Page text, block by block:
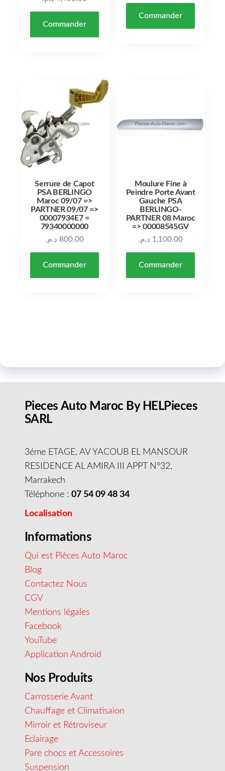
Commander
Commander
Serrure de Capot
PSA BERLINGO
Maroc 09/07 =>
PARTNER 09/07 =>
00007934E7 =
79340000000
800.00 د.م.
Commander
Moulure Fine à
Peindre Porte Avant
Gauche PSA
BERLINGO-
PARTNER 08 Maroc
=> 00008545GV
1,100.00 د.م.
Commander
Pieces Auto Maroc By HELPieces
SARL
3éme ETAGE, AV YACOUB EL MANSOUR
RESIDENCE AL AMIRA III APPT N°32,
Marrakech
Téléphone : 07 54 09 48 34
Localisation
Informations
Qui est Pièces Auto Maroc
Blog
Contactez Nous
CGV
Mentions légales
Facebook
YouTube
Application Android
Nos Produits
Carrosserie Avant
Chauffage et Climatisaion
Mirroir et Rétroviseur
Eclairage
Pare chocs et Accessoires
Suspension